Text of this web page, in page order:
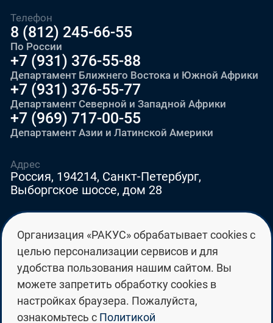
Телефон
8 (812) 245-66-55
По России
+7 (931) 376-55-88
Департамент Ближнего Востока и Южной Африки
+7 (931) 376-55-77
Департамент Северной и Западной Африки
+7 (969) 717-00-55
Департамент Азии и Латинской Америки
E-mail
education@edurussia.org
edurussia@racus.ru
Адрес
Россия, 194214, Санкт-Петербург,
Выборгское шоссе, дом 28
Организация «РАКУС» обрабатывает cookies с
целью персонализации сервисов и для
удобства пользования нашим сайтом. Вы
можете запретить обработку cookies в
настройках браузера. Пожалуйста,
ознакомьтесь с Политикой